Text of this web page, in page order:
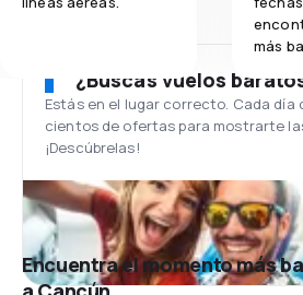
más
¿Buscas vuelos
Estás en el lugar correcto. Cada día
cientos de ofertas para mostrarte
¡Descúbrelas!
Encuentra el momento más